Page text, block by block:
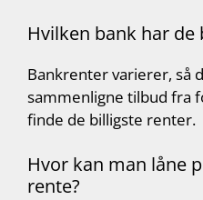
Hvilken bank har de
Bankrenter varierer, så
sammenligne tilbud fra
finde de billigste renter.
Hvor kan man låne
rente?